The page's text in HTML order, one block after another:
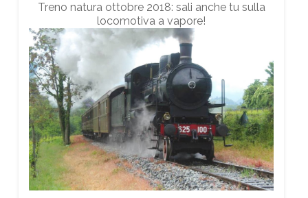
Treno natura ottobre 2018: sali anche tu sulla
locomotiva a vapore!